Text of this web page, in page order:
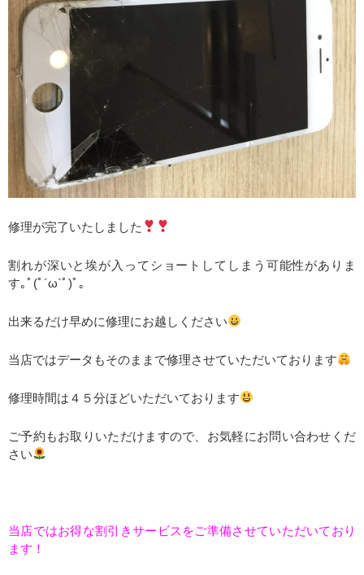
修理が完了いたしました
割れが深いと埃が入ってショートしてしまう可能性がありま
す｡ﾟ(ﾟ´ω`ﾟ)ﾟ｡
出来るだけ早めに修理にお越しください
当店ではデータもそのままで修理させていただいております
修理時間は４５分ほどいただいております
ご予約もお取りいただけますので、お気軽にお問い合わせくだ
さい
当店ではお得な割引きサービスをご準備させていただいており
ます！